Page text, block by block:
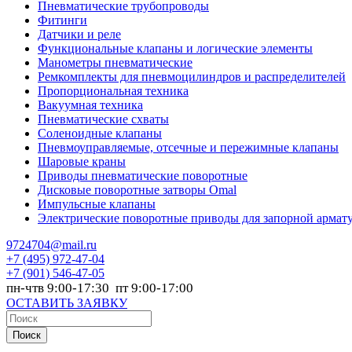
Пневматические трубопроводы
Фитинги
Датчики и реле
Функциональные клапаны и логические элементы
Манометры пневматические
Ремкомплекты для пневмоцилиндров и распределителей
Пропорциональная техника
Вакуумная техника
Пневматические схваты
Соленоидные клапаны
Пневмоуправляемые, отсечные и пережимные клапаны
Шаровые краны
Приводы пневматические поворотные
Дисковые поворотные затворы Omal
Импульсные клапаны
Электрические поворотные приводы для запорной
9724704@mail.ru
+7 (495) 972-47-04
+7 (901) 546-47-05
пн-чтв 9:00-17:30 пт 9:00-17:00
ОСТАВИТЬ ЗАЯВКУ
Поиск